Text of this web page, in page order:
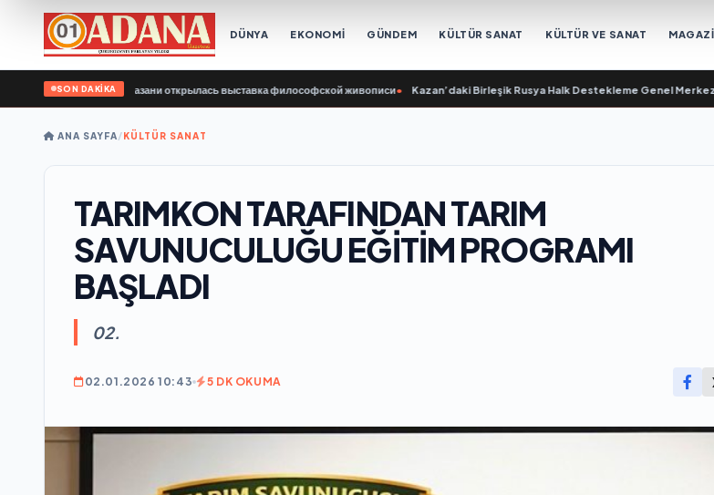
DÜNYA EKONOMİ GÜNDEM KÜLTÜR SANAT KÜLTÜR VE SANAT
SON DAKİKA
России» в Казани открылась выставка философской живописи• Kazan’daki Birleşik Rusya Halk Destekleme Genel Merkezi’nde
ANA SAYFA/KÜLTÜR SANAT
TARIMKON TARAFINDAN TARIM
SAVUNUCULUĞU EĞİTİM PROGRAMI
BAŞLADI
02.
02.01.2026 10:43 5 DK OKUMA